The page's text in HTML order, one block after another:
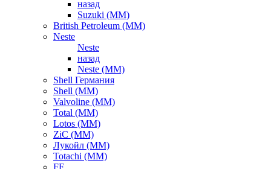
назад
Suzuki (ММ)
British Petroleum (ММ)
Neste
Neste
назад
Neste (ММ)
Shell Германия
Shell (ММ)
Valvoline (ММ)
Total (ММ)
Lotos (ММ)
ZiC (ММ)
Лукойл (ММ)
Totachi (MM)
FF